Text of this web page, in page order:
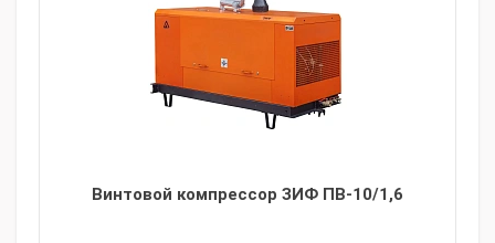
Винтовой компрессор ЗИФ ПВ-10/1,6